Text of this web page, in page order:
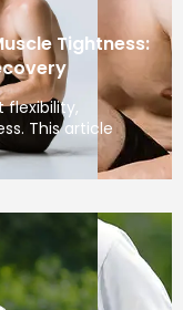
Tightness:
This article